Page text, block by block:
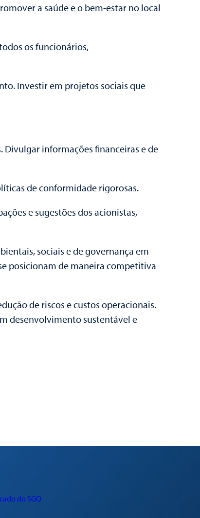
a saúde e o bem-estar no local
os funcionários,
Investir em projetos sociais que
Divulgar informações financeiras e de
de conformidade rigorosas.
e sugestões dos acionistas,
sociais e de governança em
posicionam de maneira competitiva
de riscos e custos operacionais.
desenvolvimento sustentável e